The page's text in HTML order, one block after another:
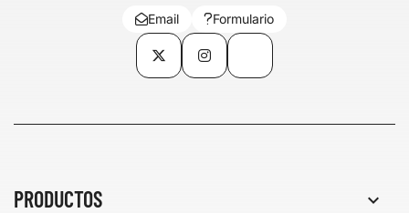
Email Formulario
Twitter InstagramTikTok
PRODUCTOS 